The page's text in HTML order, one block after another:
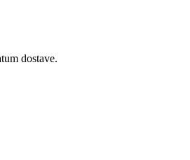
dostave.